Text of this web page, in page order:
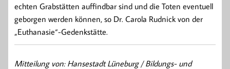
echten Grabstätten auffindbar sind und die Toten eventuell
geborgen werden können, so Dr. Carola Rudnick von der
„Euthanasie“-Gedenkstätte.
Mitteilung von: Hansestadt Lüneburg / Bildungs- und